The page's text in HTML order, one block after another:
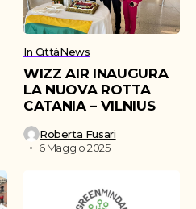
In CittàNews
WIZZ AIR INAUGURA
LA NUOVA ROTTA
CATANIA – VILNIUS
Roberta Fusari
6 Maggio 2025